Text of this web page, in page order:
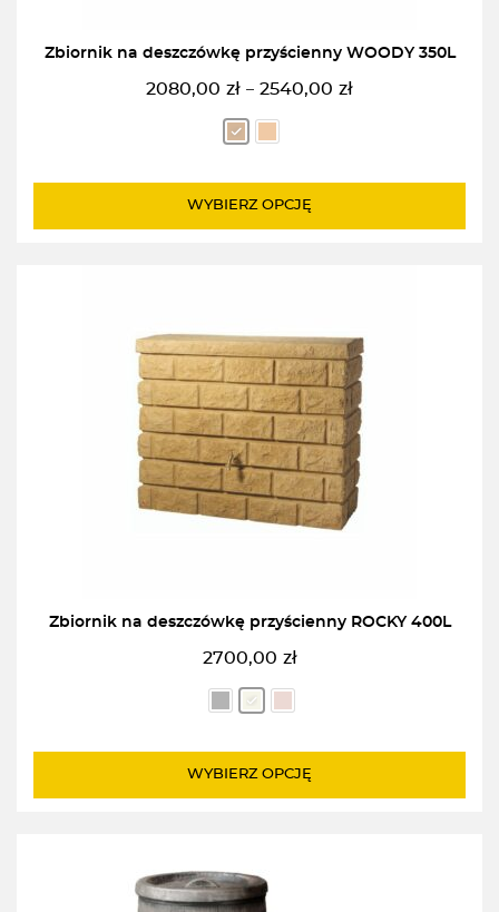
Zbiornik na deszczówkę przyścienny WOODY 350L
2080,00 zł – 2540,00 zł
Zakres
cen:
od
do
WYBIERZ OPCJĘ
Zbiornik na deszczówkę przyścienny ROCKY 400L
2700,00 zł
WYBIERZ OPCJĘ